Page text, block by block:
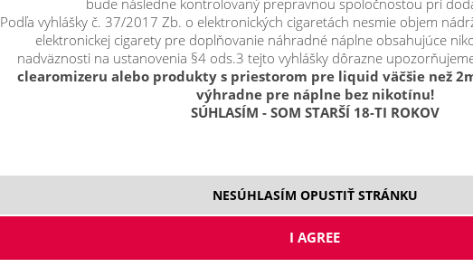
TROPICAL MIX - ARAMAX Salt 10ml
SWEET ORANGE / Sladký
bude následne kontrolovaný prepravnou spoločnosťou pri
Podľa vyhlášky č. 37/2017 Zb. o elektronických cigaretách nesmie objem
elektronickej cigarety pre doplňovanie náhradné náplne obsahujúce
nadväznosti na ustanovenia §4 ods.3 tejto vyhlášky dôrazne
clearomizeru alebo produkty s priestorom pre liquid väčšie než
výhradne pre náplne bez nikotínu!
SÚHLASÍM - SOM STARŠÍ 18-TI ROKOV
NESÚHLASÍM OPUSTIŤ STRÁNKU